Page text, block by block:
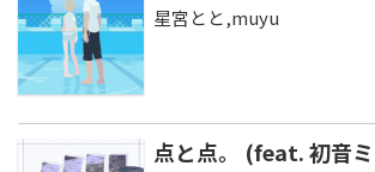
星宮とと,muyu
点と点。 (feat. 初音